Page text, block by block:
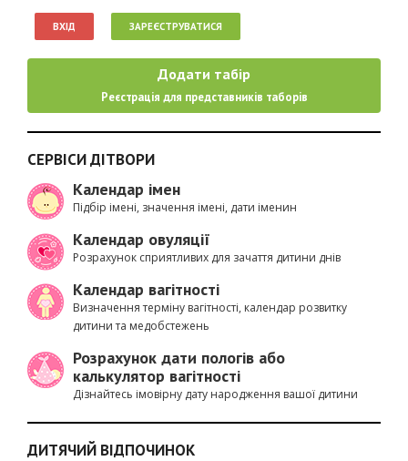
ВХІД ЗАРЕЄСТРУВАТИСЯ
Додати табір
Реєстрація для представників таборів
СЕРВІСИ ДІТВОРИ
Календар імен
Підбір імені, значення імені, дати іменин
Календар овуляції
Розрахунок сприятливих для зачаття дитини днів
Календар вагітності
Визначення терміну вагітності, календар розвитку
дитини та медобстежень
Розрахунок дати пологів або
калькулятор вагітності
Дізнайтесь імовірну дату народження вашої дитини
ДИТЯЧИЙ ВІДПОЧИНОК